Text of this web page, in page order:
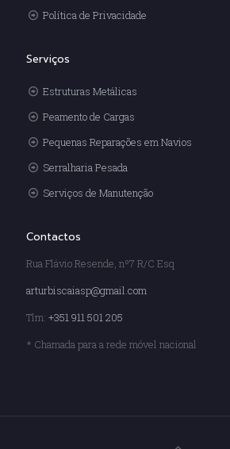
Política de Privacidade
Serviços
Estruturas Metálicas
Peamento de Cargas
Pequenas Reparações em Navios
Serralharia Pesada
Serviços de Manutenção
Contactos
Rua Flávio Resende, nº7 R/C Esq
arturbiscaiasp@gmail.com
Tlm: +351 911 501 205
* Chamada para a rede móvel nacional